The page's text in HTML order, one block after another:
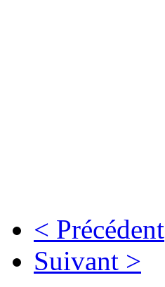
< Précédent
Suivant >